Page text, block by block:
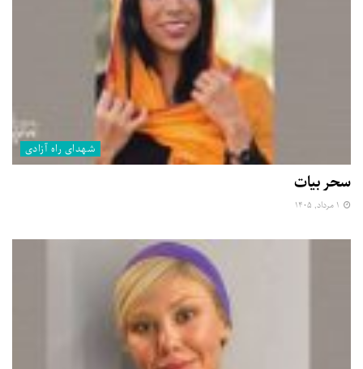
شهدای راه آزادی
سحر بیات